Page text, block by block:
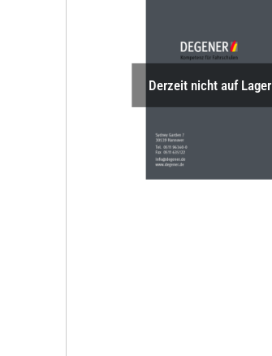
Derzeit nicht auf Lager